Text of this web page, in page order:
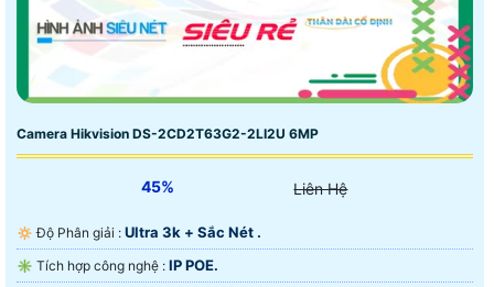
Camera Hikvision DS-2CD2T63G2-2LI2U 6MP
45% Liên Hệ
🔅 Độ Phân giải : Ultra 3k + Sắc Nét .
✳️ Tích hợp công nghệ : IP POE.